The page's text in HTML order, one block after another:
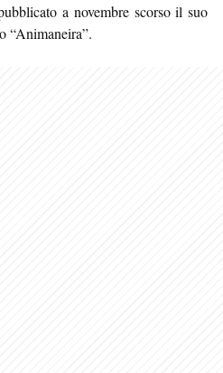
a novembre scorso il suo
“Animaneira”.